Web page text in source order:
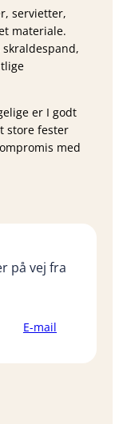
servietter,
materiale.
er I godt
store fester
med
på vej fra
E-mail